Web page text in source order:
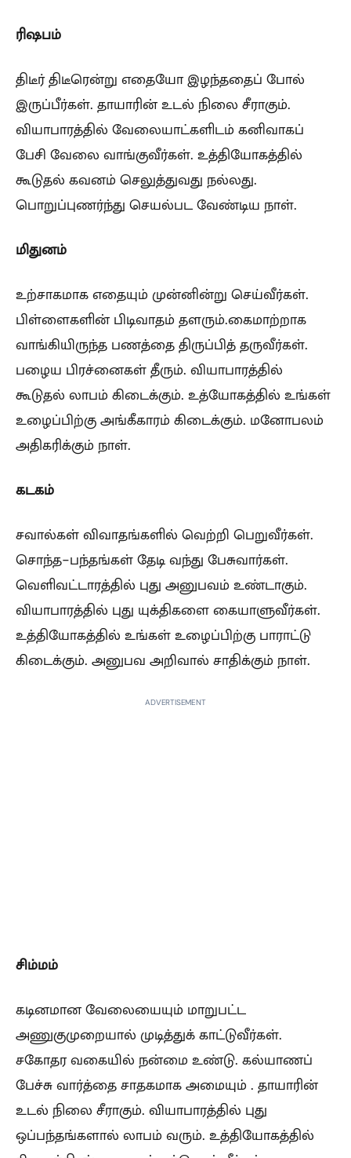
ரிஷபம்
திடீர் திடீரென்று எதையோ இழந்ததைப் போல்
இருப்பீர்கள். தாயாரின் உடல் நிலை சீராகும்.
வியாபாரத்தில் வேலையாட்களிடம் கனிவாகப்
பேசி வேலை வாங்குவீர்கள். உத்தியோகத்தில்
கூடுதல் கவனம் செலுத்துவது நல்லது.
பொறுப்புணர்ந்து செயல்பட வேண்டிய நாள்.
மிதுனம்
உற்சாகமாக எதையும் முன்னின்று செய்வீர்கள்.
பிள்ளைகளின் பிடிவாதம் தளரும்.கைமாற்றாக
வாங்கியிருந்த பணத்தை திருப்பித் தருவீர்கள்.
பழைய பிரச்னைகள் தீரும். வியாபாரத்தில்
கூடுதல் லாபம் கிடைக்கும். உத்யோகத்தில் உங்கள்
உழைப்பிற்கு அங்கீகாரம் கிடைக்கும். மனோபலம்
அதிகரிக்கும் நாள்.
கடகம்
சவால்கள் விவாதங்களில் வெற்றி பெறுவீர்கள்.
சொந்த-பந்தங்கள் தேடி வந்து பேசுவார்கள்.
வெளிவட்டாரத்தில் புது அனுபவம் உண்டாகும்.
வியாபாரத்தில் புது யுக்திகளை கையாளுவீர்கள்.
உத்தியோகத்தில் உங்கள் உழைப்பிற்கு பாராட்டு
கிடைக்கும். அனுபவ அறிவால் சாதிக்கும் நாள்.
ADVERTISEMENT
சிம்மம்
கடினமான வேலையையும் மாறுபட்ட
அணுகுமுறையால் முடித்துக் காட்டுவீர்கள்.
சகோதர வகையில் நன்மை உண்டு. கல்யாணப்
பேச்சு வார்த்தை சாதகமாக அமையும் . தாயாரின்
உடல் நிலை சீராகும். வியாபாரத்தில் புது
ஒப்பந்தங்களால் லாபம் வரும். உத்தியோகத்தில்